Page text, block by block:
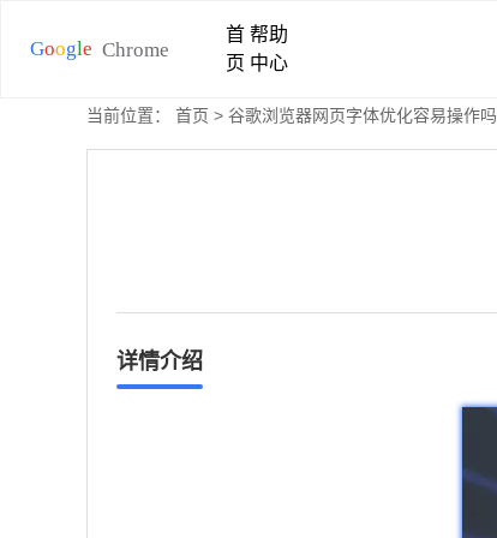
首
页
帮助
中心
当前位置： 首页 > 谷歌浏览器网页字体优化容易操作吗
详情介绍